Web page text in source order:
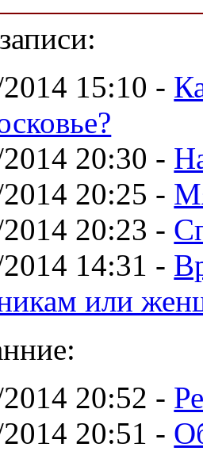
15:10 -
20:30 -
20:25 -
20:23 -
14:31 -
или
20:52 -
20:51 -